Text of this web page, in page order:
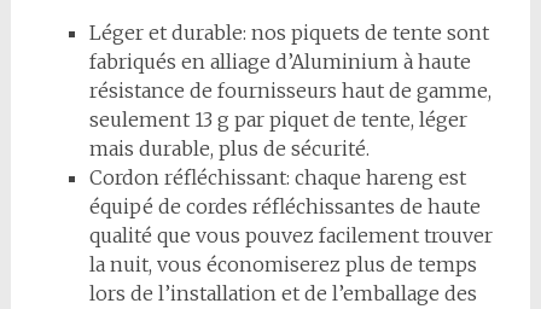
Léger et durable: nos piquets de tente sont
fabriqués en alliage d’Aluminium à haute
résistance de fournisseurs haut de gamme,
seulement 13 g par piquet de tente, léger
mais durable, plus de sécurité.
Cordon réfléchissant: chaque hareng est
équipé de cordes réfléchissantes de haute
qualité que vous pouvez facilement trouver
la nuit, vous économiserez plus de temps
lors de l’installation et de l’emballage des